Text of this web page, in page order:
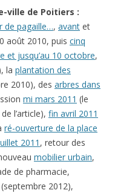
ville de Poitiers :
de pagaille…, avant et
août 2010, puis cinq
et jusqu’au 10 octobre,
la plantation des
2010), des arbres dans
mi mars 2011 (le
l’article), fin avril 2011
ré-ouverture de la place
2011 , retour des
mobilier urbain,
de pharmacie,
(septembre 2012),